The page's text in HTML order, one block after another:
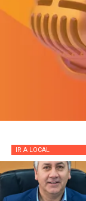
IR A LOCAL